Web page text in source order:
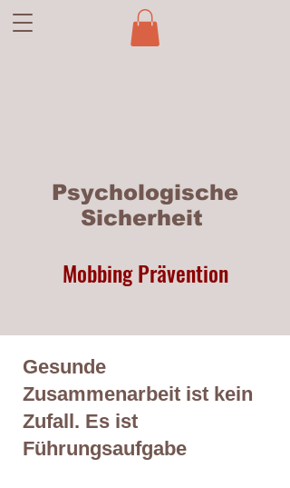
Psychologische
Sicherheit
Mobbing Prävention
Gesunde
Zusammenarbeit ist kein
Zufall. Es ist
Führungsaufgabe